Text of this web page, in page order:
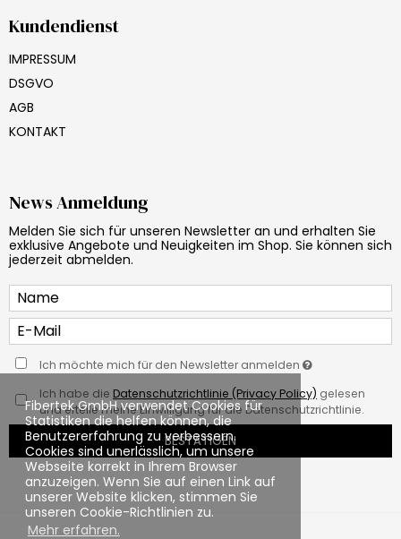
Fibertek GmbH verwendet Cookies für
Statistiken die helfen können, die
Benutzererfahrung zu verbessern.
Cookies sind unerlässlich, um unsere
Webseite korrekt in Ihrem Browser
anzuzeigen. Wenn Sie auf einen Link auf
unserer Website klicken, stimmen Sie
unseren Cookie-Richtlinien zu.
Mehr erfahren.
Kundendienst
IMPRESSUM
DSGVO
AGB
KONTAKT
News Anmeldung
Melden Sie sich für unseren Newsletter an und erhalten Sie
exklusive Angebote und Neuigkeiten im Shop. Sie können sich
jederzeit abmelden.
Ich möchte mich für den Newsletter anmelden
Ich habe die Datenschutzrichtlinie (Privacy Policy) gelesen
und erteile meine Einwilligung für die Datenschutzrichtlinie.
BESTÄTIGEN